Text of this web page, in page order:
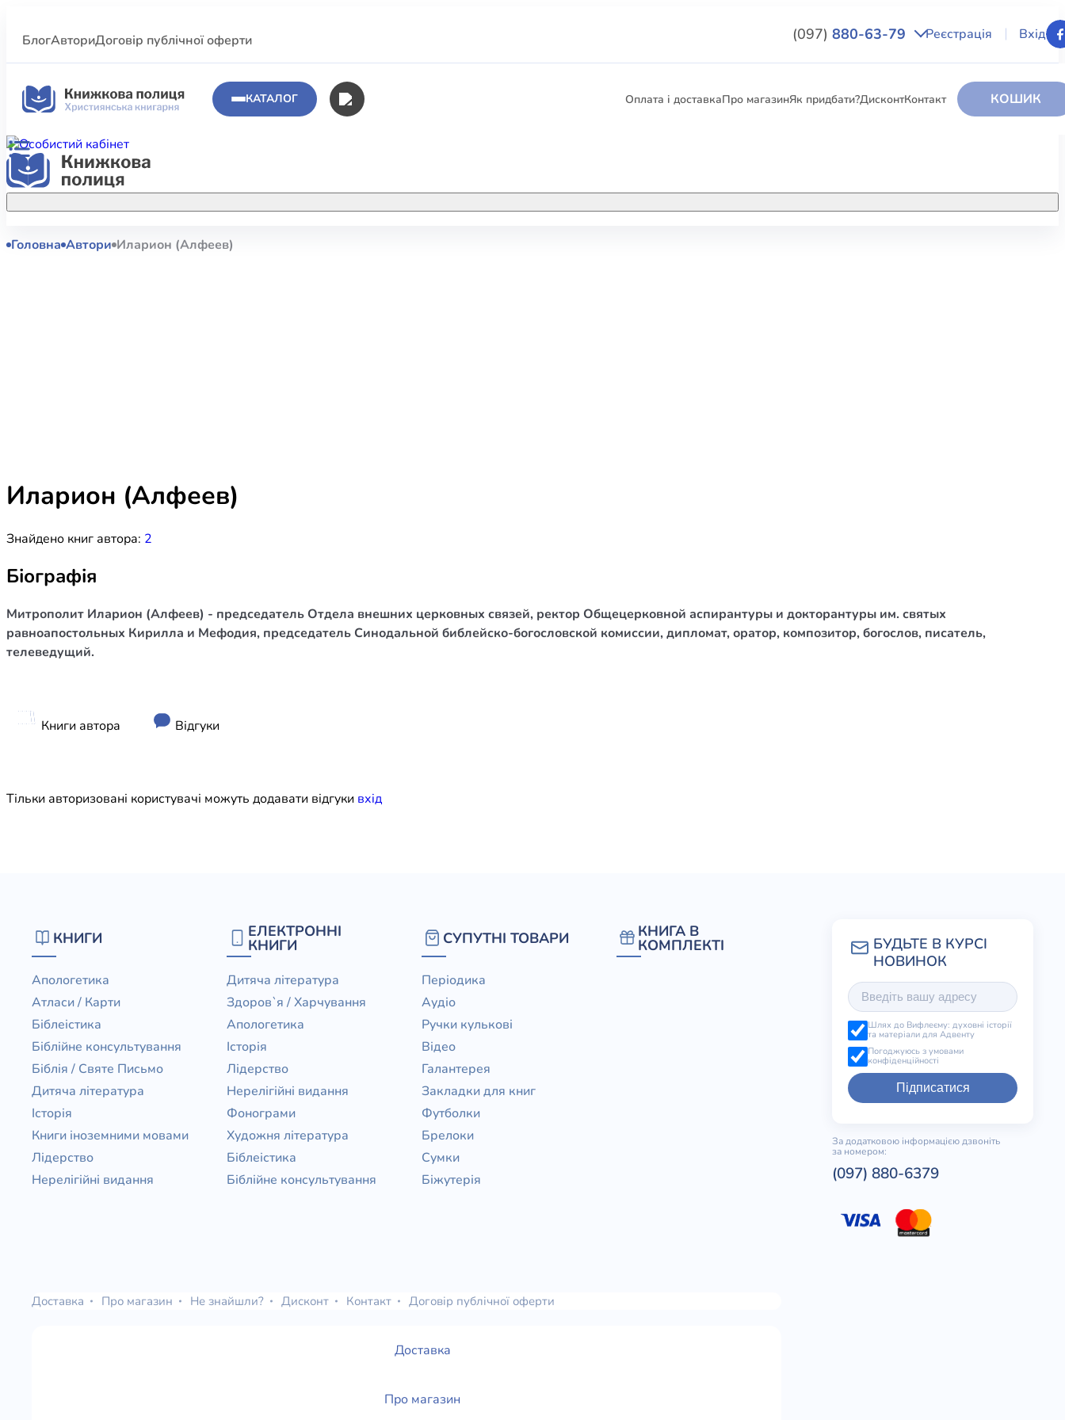
БлогАвториДоговір публічної оферти (097) 880-63-79 Реєстрація Вхід
КАТАЛОГ Оплата і доставкаПро магазинЯк придбати?ДисконтКонтакт КОШИК
Акційні пропозиції
КНИГИ
Богослів`я
ЕЛЕКТРОННІ КНИГИ
Головна Автори Иларион (Алфеев)
Иларион (Алфеев)
Знайдено книг автора: 2
Біографія
Митрополит Иларион (Алфеев) - председатель Отдела внешних церковных связей, ректор Общецерковной аспирантуры и докторантуры им. святых
равноапостольных Кирилла и Мефодия, председатель Синодальной библейско-богословской комиссии, дипломат, оратор, композитор, богослов, писатель,
телеведущий.
Книги автора Відгуки
Тільки авторизовані користувачі можуть додавати відгуки вхiд
КНИГИ
Апологетика
Атласи / Карти
Біблеістика
Біблійне консультування
Біблія / Святе Письмо
Дитяча література
Історія
Книги іноземними мовами
Лідерство
Нерелігійні видання
ЕЛЕКТРОННІ
КНИГИ
Дитяча література
Здоров`я / Харчування
Апологетика
Історія
Лідерство
Нерелігійні видання
Фонограми
Художня література
Біблеістика
Біблійне консультування
СУПУТНІ ТОВАРИ
Періодика
Аудіо
Ручки кулькові
Відео
Галантерея
Закладки для книг
Футболки
Брелоки
Сумки
Біжутерія
КНИГА В
КОМПЛЕКТІ
Шлях до Вифлеєму: духовні історії
та матеріали для Адвенту
Погоджуюсь з умовами
конфіденційності
Підписатися
За додатковою інформацією дзвоніть
за номером:
(097) 880-6379
Доставка Про магазин Не знайшли? Дисконт Контакт Договір публічної оферти
Доставка
Про магазин